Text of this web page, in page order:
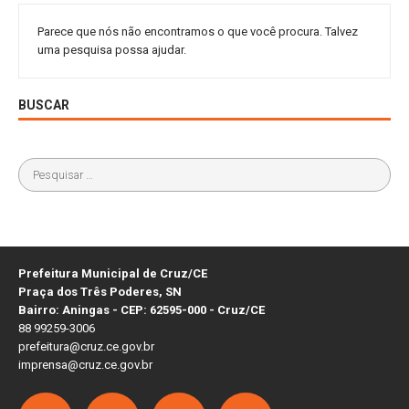
Parece que nós não encontramos o que você procura. Talvez
uma pesquisa possa ajudar.
BUSCAR
Prefeitura Municipal de Cruz/CE
Praça dos Três Poderes, SN
Bairro: Aningas - CEP: 62595-000 - Cruz/CE
88 99259-3006
prefeitura@cruz.ce.gov.br
imprensa@cruz.ce.gov.br